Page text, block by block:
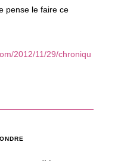
pense le faire ce
2012/11/29/chroniqu